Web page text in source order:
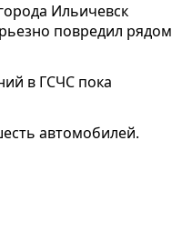
Ильичевск
повредил рядом
в ГСЧС пока
автомобилей.